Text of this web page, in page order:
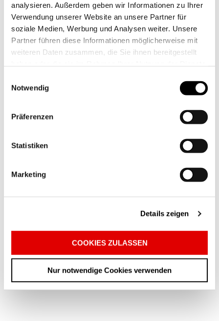
analysieren. Außerdem geben wir Informationen zu Ihrer
Verwendung unserer Website an unsere Partner für
soziale Medien, Werbung und Analysen weiter. Unsere
Partner führen diese Informationen möglicherweise mit
weiteren Daten zusammen, die Sie ihnen bereitgestellt
Cookies, wenn Sie unsere Webseite weiterhin nutzen.
Notwendig
Präferenzen
Statistiken
Marketing
Details zeigen
COOKIES ZULASSEN
Nur notwendige Cookies verwenden
Am 07.10.2025 veranstalten wir einen Tag der offenen Tür
im Bereich des Demenz-Wohnens im Haus Anderland,
Philipstraße 44b in Lüdenscheid.
Sie sind herzlich eingeladen, sich von den Räumlichkeiten
der 1,5 Zimmer-Apartments sowie der gelebten Herzlichkeit
Erscheinen Sie gerne zahlreich, wir freuen uns auf Sie!
Anmeldung unter Tel.: 0162 / 69 36 480